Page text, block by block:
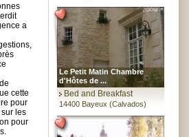
a
cette
pour
les
pour
Le Petit Matin Chambre
d'Hôtes de ...
Bed and Breakfast
14400 Bayeux (Calvados)